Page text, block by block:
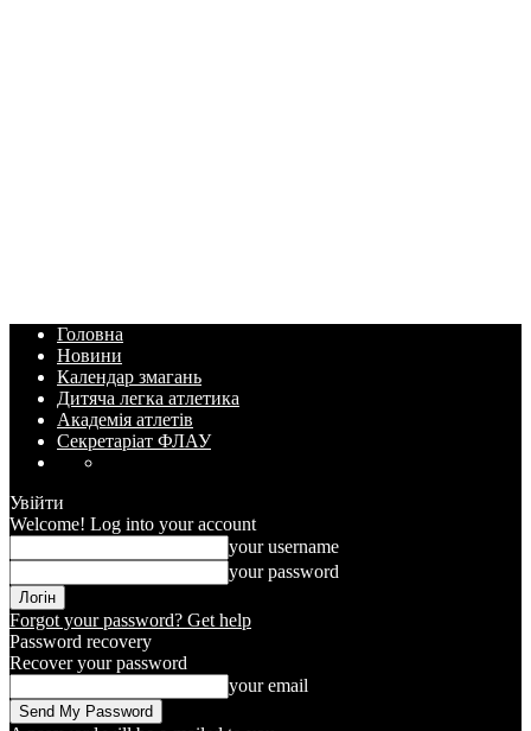
Головна
Новини
Календар змагань
Дитяча легка атлетика
Академія атлетів
Секретаріат ФЛАУ
Увійти
Welcome! Log into your account
your username
your password
Forgot your password? Get help
Password recovery
Recover your password
your email